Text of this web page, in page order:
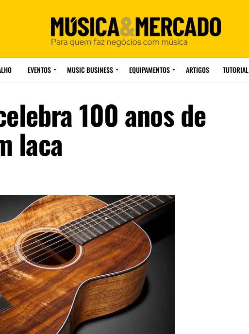
EVENTOS MUSIC BUSINESS EQUIPAMENTOS ARTIGOS TUTORIAL
100 anos de
laca